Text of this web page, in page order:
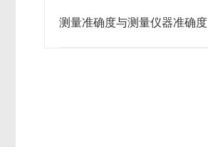
测量准确度与测量仪器准确度